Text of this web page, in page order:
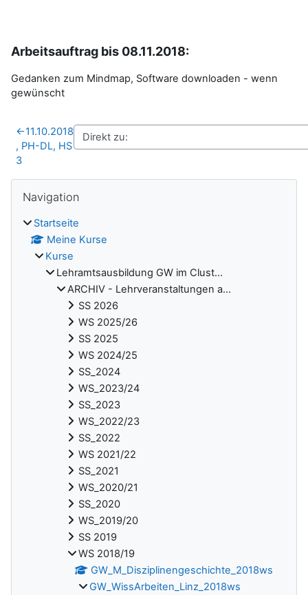
Arbeitsauftrag bis 08.11.2018:
Gedanken zum Mindmap, Software downloaden - wenn
gewünscht
←11.10.2018
, PH-DL, HS
3
Navigation
Startseite
Meine Kurse
Kurse
Lehramtsausbildung GW im Clust...
ARCHIV - Lehrveranstaltungen a...
SS 2026
WS 2025/26
SS 2025
WS 2024/25
SS_2024
WS_2023/24
SS_2023
WS_2022/23
SS_2022
WS 2021/22
SS_2021
WS_2020/21
SS_2020
WS_2019/20
SS 2019
WS 2018/19
GW_M_Disziplinengeschichte_2018ws
GW_WissArbeiten_Linz_2018ws